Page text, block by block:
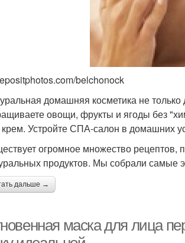
belchonock
домашняя косметика не
овощи, фрукты и ягоды без
Устройте СПА-салон в домашних
огромное множество рецептов,
продуктов. Мы собрали самые
дальше →
маска для лица